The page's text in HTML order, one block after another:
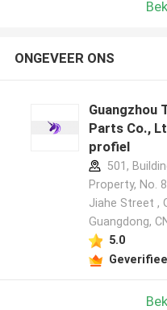
ONGEVEER ONS
Guangzhou
Parts Co.,
profiel
501,
Property, No.
Jiahe Street ,
Guangdong,
5.0